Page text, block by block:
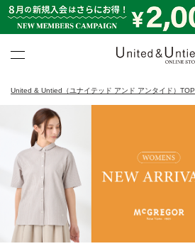
United & Untied（ユナイテッド アンド アンタイド）TOP